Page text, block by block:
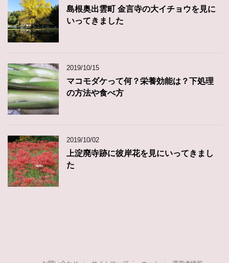
島根奥出雲町 金言寺の大イチョウを見に
いってきました
2019/10/15
マコモダケって何？栄養効能は？下処理
の方法や食べ方
2019/10/02
上淀廃寺跡に彼岸花を見にいってきまし
た